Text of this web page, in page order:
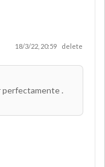
18/3/22, 20:59 delete
perfectamente .